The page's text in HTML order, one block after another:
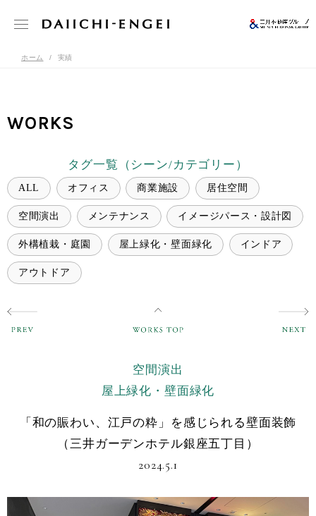
ホーム 実績
WORKS
タグ一覧（シーン/カテゴリー）
ALL オフィス 商業施設 居住空間
空間演出 メンテナンス イメージパース・設計図
外構植栽・庭園 屋上緑化・壁面緑化 インドア
アウトドア
空間演出
屋上緑化・壁面緑化
「和の賑わい、江戸の粋」を感じられる壁面装飾
（三井ガーデンホテル銀座五丁目）
2024.5.1